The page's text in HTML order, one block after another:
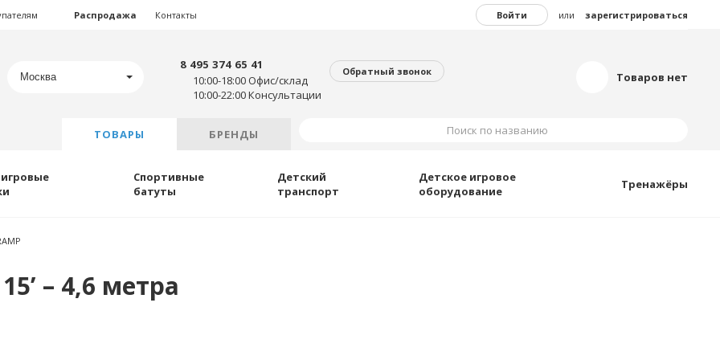
Войти или зарегистрироваться
Распродажа Контакты
Москва Товаров нет
8 495 374 65 41
10:00-18:00 Офис/склад
10:00-22:00 Консультации
Обратный звонок
ТОВАРЫ БРЕНДЫ Поиск по названию
Спортивные
батуты
Детский
транспорт
Детское игровое
оборудование
Тренажёры
– 4,6 метра